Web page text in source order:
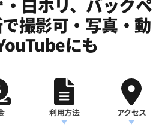
撮影可・写真・動
にも
利用方法 アクセス